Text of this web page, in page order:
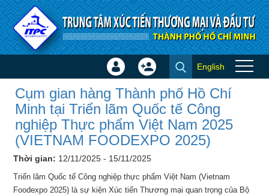
Truy cập nội dung luôn
Cụm gian hàng Thành phố Hồ
Chí Minh tại Triển lãm Quốc tế
Công nghiệp Thực phẩm Việt
Nam 2025 (VIETNAM
FOODEXPO 2025) - Hội chợ -
Triển lãm
Đăng
Tạo
khoản
English
Cụm gian hàng Thành phố Hồ Chí
Minh tại Triển lãm Quốc tế Công
nghiệp Thực phẩm Việt Nam 2025
(VIETNAM FOODEXPO 2025)
Thời gian: 12/11/2025 - 15/11/2025
Triển lãm Quốc tế Công nghiệp thực phẩm Việt Nam (Vietnam
Foodexpo 2025) là sự kiện Xúc tiến Thương mại quan trọng của Bộ